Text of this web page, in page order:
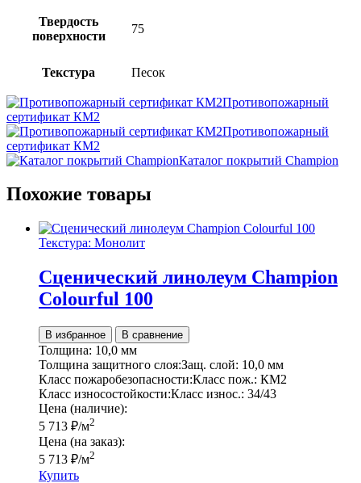
Твердость
поверхности
75
Текстура Песок
Противопожарный
сертификат КМ2
Противопожарный
сертификат КМ2
Каталог покрытий Champion
Похожие товары
Текстура: Монолит
Сценический линолеум Champion
Colourful 100
В избранное В сравнение
Толщина: 10,0 мм
Толщина защитного слоя:Защ. слой: 10,0 мм
Класс пожаробезопасности:Класс пож.: КМ2
Класс износостойкости:Класс износ.: 34/43
Цена (наличие):
5 713 ₽/м2
Цена (на заказ):
5 713 ₽/м2
Купить